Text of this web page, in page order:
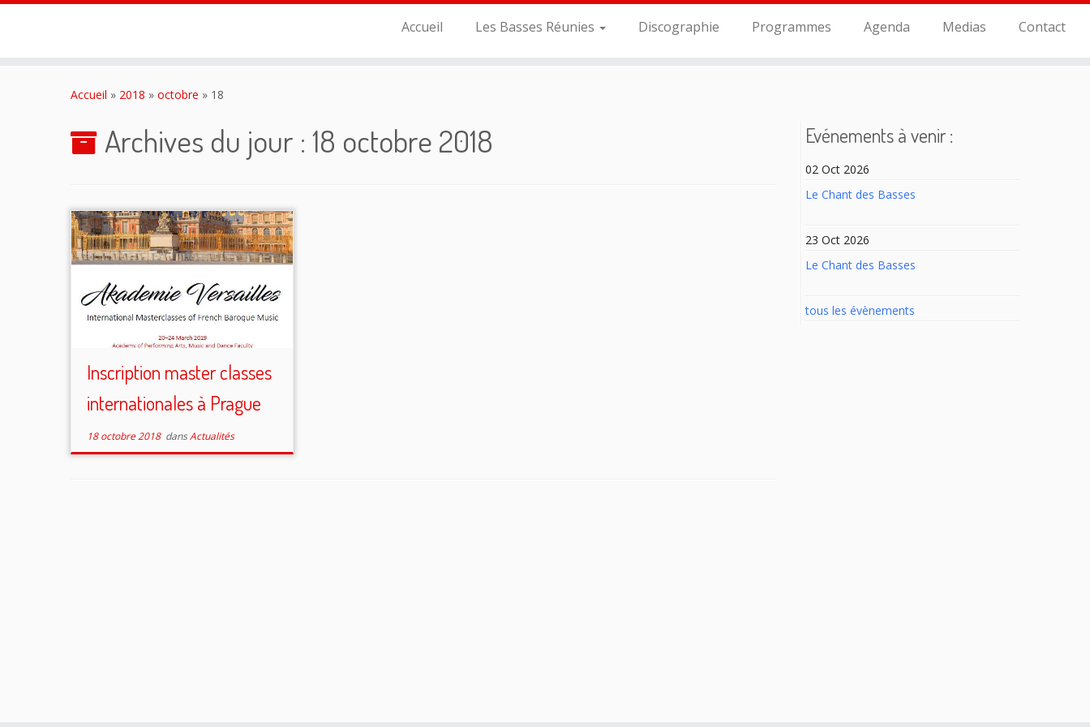
Accueil Les Basses Réunies Discographie Programmes Agenda Medias Contact
Accueil » 2018 » octobre » 18
Archives du jour : 18 octobre 2018
Inscription master classes
internationales à Prague
18 octobre 2018dansActualités
Evénements à venir :
02 Oct 2026
Le Chant des Basses
23 Oct 2026
Le Chant des Basses
tous les évènements